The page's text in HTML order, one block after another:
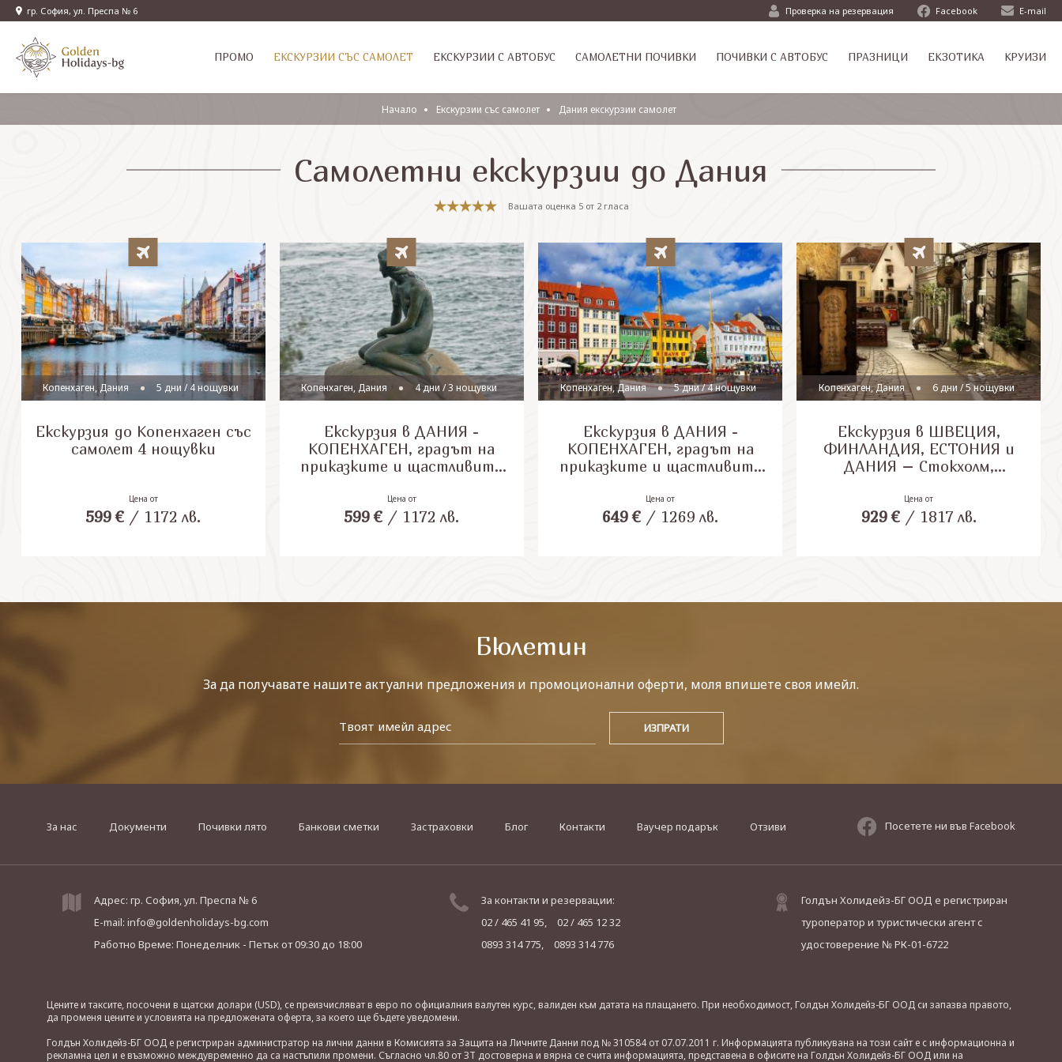
гр. София, ул. Преспа № 6 Проверка на резервация Facebook E-mail
ПРОМО EКСКУРЗИИ СЪС САМОЛЕТ ЕКСКУРЗИИ С АВТОБУС САМОЛЕТНИ ПОЧИВКИ ПОЧИВКИ С АВТОБУС ПРАЗНИЦИ ЕКЗОТИКА КРУИЗИ
Начало Eкскурзии със самолет Дания екскурзии самолет
Самолетни екскурзии до Дания
Вашата оценка 5от 2гласа
Копенхаген, Дания 5 дни / 4 нощувки
Екскурзия до Копенхаген със
самолет 4 нощувки
Цена от
599 € / 1172 лв.
Копенхаген, Дания 4 дни / 3 нощувки
Екскурзия в ДАНИЯ -
КОПЕНХАГЕН, градът на
приказките и щастливите
Цена от
599 € / 1172 лв.
Копенхаген, Дания 5 дни / 4 нощувки
Екскурзия в ДАНИЯ -
КОПЕНХАГЕН, градът на
приказките и щастливите
Цена от
649 € / 1269 лв.
Копенхаген, Дания 6 дни / 5 нощувки
Екскурзия в ШВЕЦИЯ,
ФИНЛАНДИЯ, ЕСТОНИЯ и
ДАНИЯ – Стокхолм,
Копенхаген, с включени 2
нощувки на круизен кораб!
Цена от
929 €/ 1817 лв.
Бюлетин
За да получавате нашите актуални предложения и промоционални оферти, моля впишете своя имейл.
За нас Документи Почивки лято Банкови сметки Застраховки Блог Контакти Ваучер подарък Отзиви Посетете ни във Facebook
Адрес: гр. София, ул. Преспа № 6
E-mail: info@goldenholidays-bg.com
Работно Време: Понеделник - Петъкот 09:30 до 18:00
За контакти и резервации:
02 / 465 41 95,
02 / 465 12 32
0893 314 775,
0893 314 776
Голдън Холидейз-БГ ООД е регистриран
туроператор и туристически агент с
удостоверение № РК-01-6722
Цените и таксите, посочени в щатски долари (USD), се преизчисляват в евро по официалния валутен курс, валиден към датата на плащането. При необходимост, Голдън Холидейз-БГ ООД си запазва правото,
да променя цените и условията на предложената оферта, за което ще бъдете уведомени.
Голдън Холидейз-БГ ООД е регистриран администратор на лични данни в Комисията за Защита на Личните Данни под № 310584 от 07.07.2011 г. Информацията публикувана на този сайт е с информационна и
рекламна цел и е възможно междувременно да са настъпили промени. Съгласно чл.80 от ЗТ достоверна и вярна се счита информацията, представена в офисите на Голдън Холидейз-БГ ООД или на